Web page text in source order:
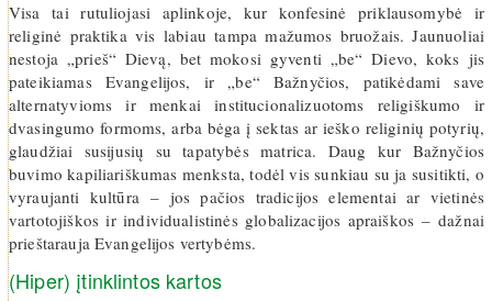
Visa tai rutuliojasi aplinkoje, kur konfesinė priklausomybė ir
religinė praktika vis labiau tampa mažumos bruožais. Jaunuoliai
nestoja „prieš“ Dievą, bet mokosi gyventi „be“ Dievo, koks jis
pateikiamas Evangelijos, ir „be“ Bažnyčios, patikėdami save
alternatyvioms ir menkai institucionalizuotoms religiškumo ir
dvasingumo formoms, arba bėga į sektas ar ieško religinių potyrių,
glaudžiai susijusių su tapatybės matrica. Daug kur Bažnyčios
buvimo kapiliariškumas menksta, todėl vis sunkiau su ja susitikti, o
vyraujanti kultūra – jos pačios tradicijos elementai ar vietinės
vartotojiškos ir individualistinės globalizacijos apraiškos – dažnai
prieštarauja Evangelijos vertybėms.
(Hiper) įtinklintos kartos